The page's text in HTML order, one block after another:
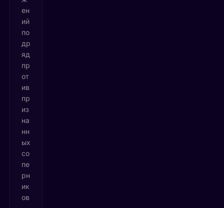
ен
ий
по
др
яд
пр
от
ив
пр
из
на
нн
ых
со
пе
рн
ик
ов